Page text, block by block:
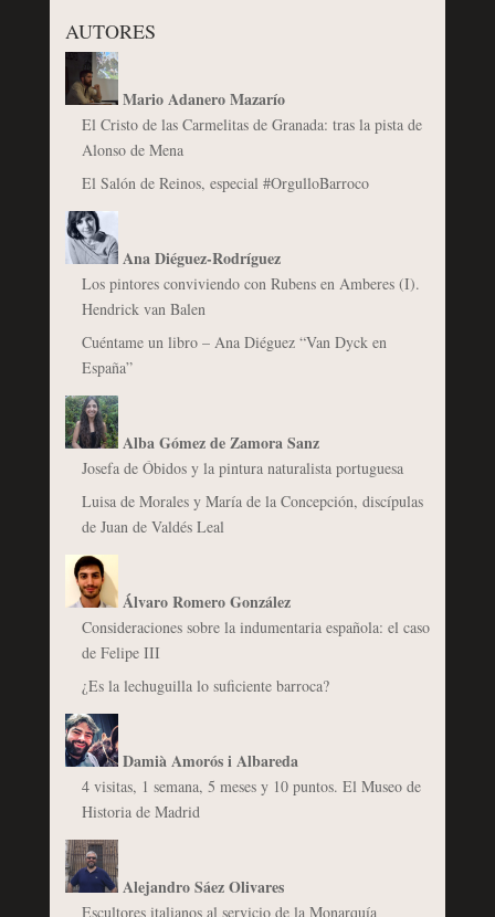
AUTORES
Mario Adanero Mazarío
El Cristo de las Carmelitas de Granada: tras la pista de
Alonso de Mena
El Salón de Reinos, especial #OrgulloBarroco
Ana Diéguez-Rodríguez
Los pintores conviviendo con Rubens en Amberes (I).
Hendrick van Balen
Cuéntame un libro – Ana Diéguez “Van Dyck en
España”
Alba Gómez de Zamora Sanz
Josefa de Óbidos y la pintura naturalista portuguesa
Luisa de Morales y María de la Concepción, discípulas
de Juan de Valdés Leal
Álvaro Romero González
Consideraciones sobre la indumentaria española: el caso
de Felipe III
¿Es la lechuguilla lo suficiente barroca?
Damià Amorós i Albareda
4 visitas, 1 semana, 5 meses y 10 puntos. El Museo de
Historia de Madrid
Alejandro Sáez Olivares
Escultores italianos al servicio de la Monarquía